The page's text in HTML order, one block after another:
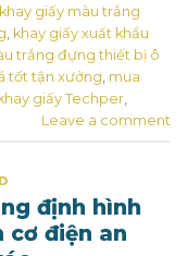
khay giấy màu trắng
, khay giấy xuất khẩu
trắng đựng thiết bị ô
tốt tận xưởng, mua
giấy Techper,
Leave a comment
định hình
cơ điện an